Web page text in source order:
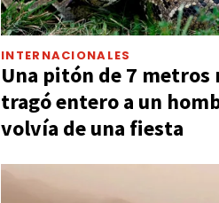
INTERNACIONALES
Una pitón de 7 metros
tragó entero a un
volvía de una fiesta